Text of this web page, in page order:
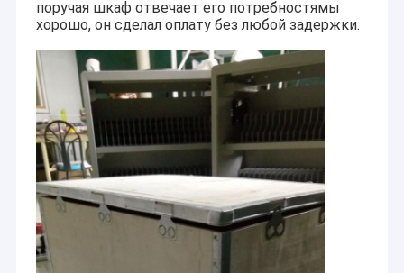
поручая шкаф отвечает его потребностямы
хорошо, он сделал оплату без любой задержки.